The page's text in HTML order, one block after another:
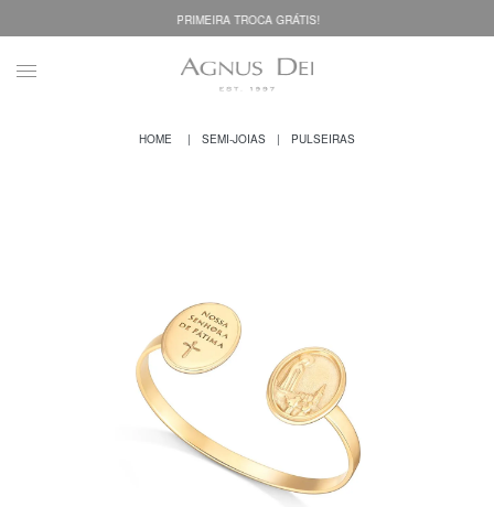
PRIMEIRA TROCA GRÁTIS!
SEMI-JOIAS PULSEIRAS